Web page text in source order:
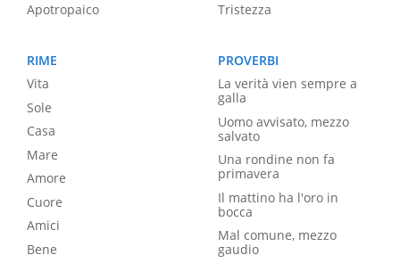
Apotropaico
Tristezza
RIME
Vita
Sole
Casa
Mare
Amore
Cuore
Amici
Bene
PROVERBI
La verità vien sempre a
galla
Uomo avvisato, mezzo
salvato
Una rondine non fa
primavera
Il mattino ha l'oro in
bocca
Mal comune, mezzo
gaudio